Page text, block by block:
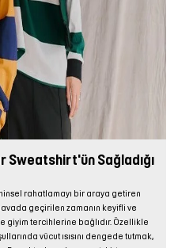
Sweatshirt'ün Sağladığı
rahatlamayı bir araya getiren
geçirilen zamanın keyifli ve
giyim tercihlerine bağlıdır. Özellikle
vücut ısısını dengede tutmak,